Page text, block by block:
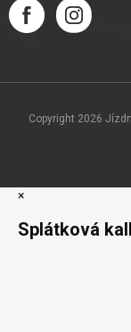
Copyright 2026
×
Splátková